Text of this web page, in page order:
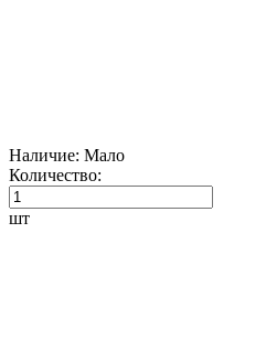
Наличие: Мало
Количество:
шт